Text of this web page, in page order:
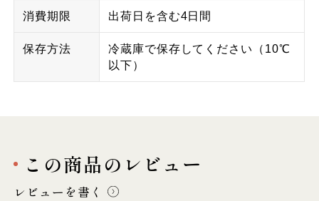
消費期限 出荷日を含む4日間
保存方法
冷蔵庫で保存してください（10℃
以下）
この商品のレビュー
レビューを書く